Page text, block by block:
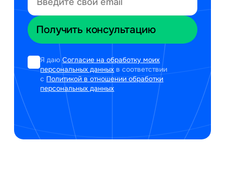
Я даюСогласие на обработку моих
персональных данных в соответствии
с Политикой в отношении обработки
персональных данных